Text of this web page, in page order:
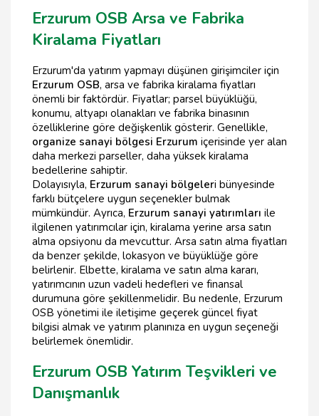
Erzurum OSB Arsa ve Fabrika
Kiralama Fiyatları
Erzurum'da yatırım yapmayı düşünen girişimciler için
Erzurum OSB, arsa ve fabrika kiralama fiyatları
önemli bir faktördür. Fiyatlar; parsel büyüklüğü,
konumu, altyapı olanakları ve fabrika binasının
özelliklerine göre değişkenlik gösterir. Genellikle,
organize sanayi bölgesi Erzurum içerisinde yer alan
daha merkezi parseller, daha yüksek kiralama
bedellerine sahiptir.
Dolayısıyla, Erzurum sanayi bölgeleri bünyesinde
farklı bütçelere uygun seçenekler bulmak
mümkündür. Ayrıca, Erzurum sanayi yatırımları ile
ilgilenen yatırımcılar için, kiralama yerine arsa satın
alma opsiyonu da mevcuttur. Arsa satın alma fiyatları
da benzer şekilde, lokasyon ve büyüklüğe göre
belirlenir. Elbette, kiralama ve satın alma kararı,
yatırımcının uzun vadeli hedefleri ve finansal
durumuna göre şekillenmelidir. Bu nedenle, Erzurum
OSB yönetimi ile iletişime geçerek güncel fiyat
bilgisi almak ve yatırım planınıza en uygun seçeneği
belirlemek önemlidir.
Erzurum OSB Yatırım Teşvikleri ve
Danışmanlık